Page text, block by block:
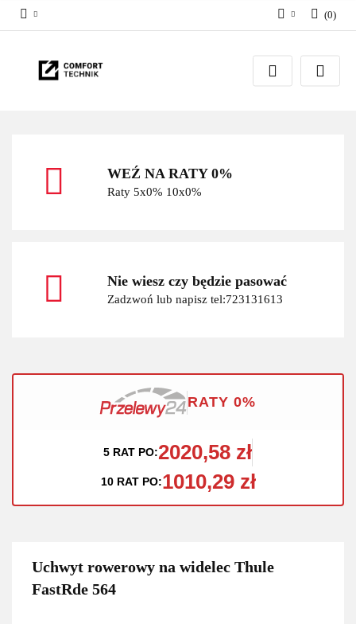
Zaloguj się
Zarejestruj się
(0)
WEŹ NA RATY 0%
Raty 5x0% 10x0%
Nie wiesz czy będzie pasować
Zadzwoń lub napisz tel:723131613
RATY 0%
5 RAT PO:2020,58 zł
10 RAT PO:1010,29 zł
Uchwyt rowerowy na widelec Thule
FastRde 564